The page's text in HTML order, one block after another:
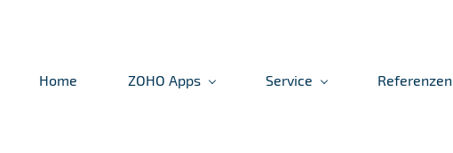
Home ZOHO Apps Service Referenzen